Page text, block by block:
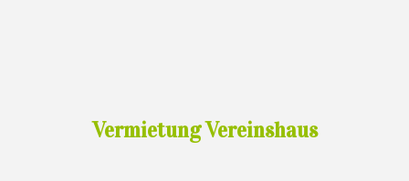
Vermietung Vereinshaus